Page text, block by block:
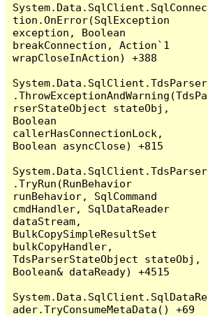
System.Data.SqlClient.SqlConnec
tion.OnError(SqlException
exception, Boolean
breakConnection, Action`1
wrapCloseInAction) +388
System.Data.SqlClient.TdsParser
.ThrowExceptionAndWarning(TdsPa
rserStateObject stateObj,
Boolean
callerHasConnectionLock,
Boolean asyncClose) +815
System.Data.SqlClient.TdsParser
.TryRun(RunBehavior
runBehavior, SqlCommand
cmdHandler, SqlDataReader
dataStream,
BulkCopySimpleResultSet
bulkCopyHandler,
TdsParserStateObject stateObj,
Boolean& dataReady) +4515
System.Data.SqlClient.SqlDataRe
ader.TryConsumeMetaData() +69